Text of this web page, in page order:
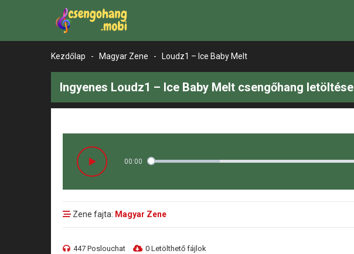
Kezdőlap - Magyar Zene - Loudz1 – Ice Baby Melt
Ingyenes Loudz1 – Ice Baby Melt csengőhang letöltése
00:00
Zene fajta: Magyar Zene
447 Poslouchat 0 Letölthető fájlok